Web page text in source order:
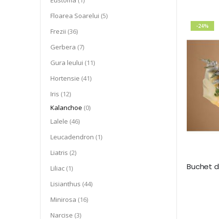
-24%
Floarea Soarelui 5articol
Frezii 36articol
Gerbera 7articol
Gura leului 11articol
Hortensie 41articol
Iris 12articol
Kalanchoe 0articole
Lalele 46articol
Leucadendron 1articol
Liatris 2articol
Liliac 1articol
Lisianthus 44articol
Minirosa 16articol
Narcise 3articol